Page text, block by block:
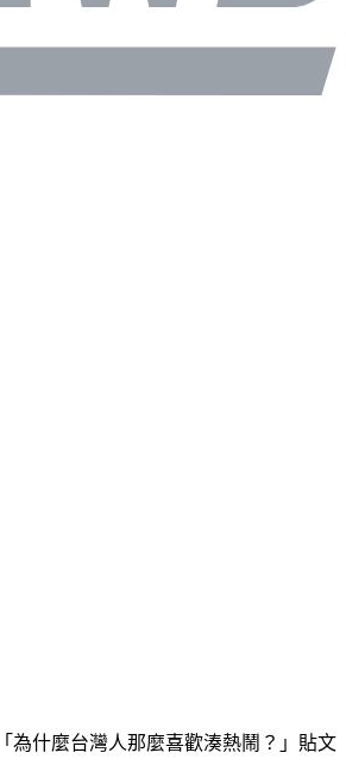
為什麼台灣人那麼喜歡湊熱鬧？」貼文